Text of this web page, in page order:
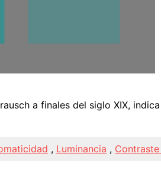
a finales del siglo XIX,
, Luminancia ,